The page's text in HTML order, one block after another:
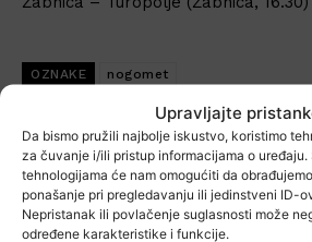
Upravljajte
Da bismo pružili najbolje iskustvo, koristimo
za čuvanje i/ili pristup informacijama o uređaju.
tehnologijama će nam omogućiti da
ponašanje pri pregledavanju ili jedinstveni ID-
Nepristanak ili povlačenje suglasnosti može
određene karakteristike i funkcije.
OZNAKE nogomet
Prethodni članak
FOTO Juniori Bana
Jelačića osvojili Kup Grada
Velike Gorice
knjigu